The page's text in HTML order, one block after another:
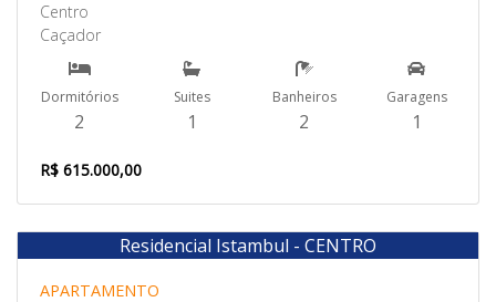
Centro
Caçador
Dormitórios
2
Suites
1
Banheiros
2
Garagens
1
R$ 615.000,00
Venda
Residencial Istambul - CENTRO
APARTAMENTO